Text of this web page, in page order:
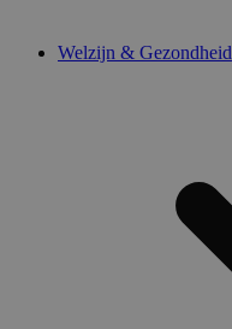
Welzijn & Gezondheid